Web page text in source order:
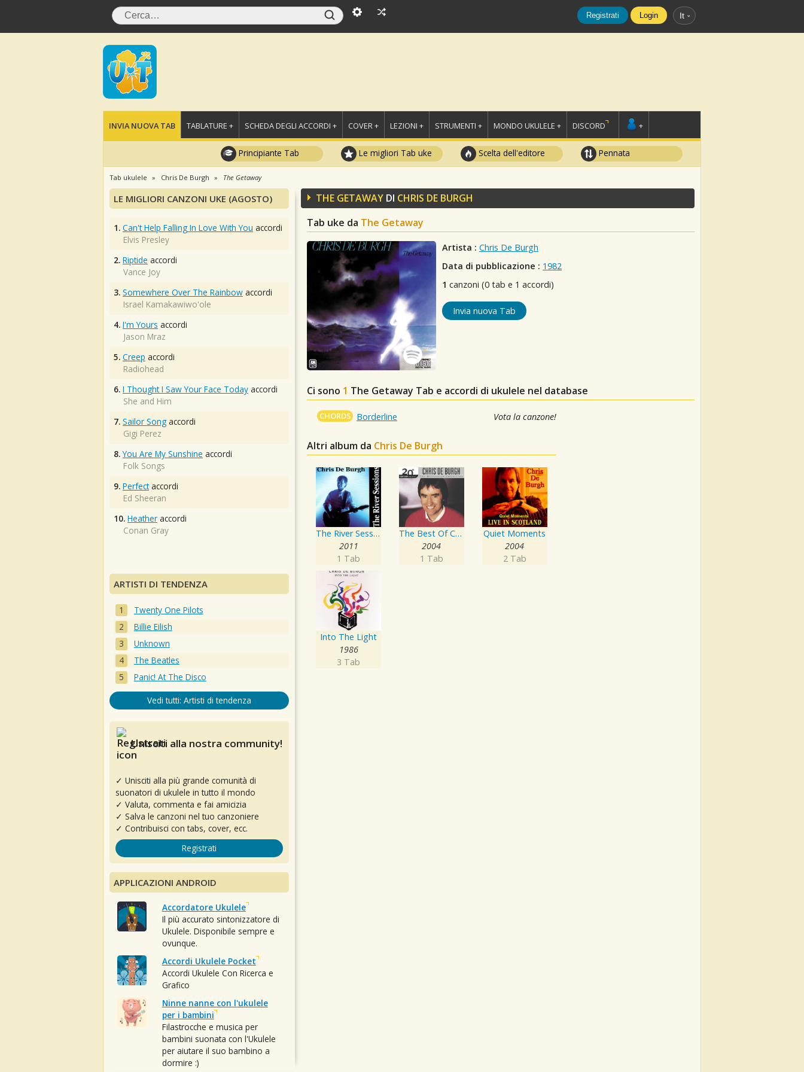
Registrati Login It
INVIA NUOVA TAB TABLATURE + SCHEDA DEGLI ACCORDI + COVER + LEZIONI + STRUMENTI + MONDO UKULELE + DISCORD +
Principiante Tab Le migliori Tab uke Scelta dell'editore Pennata
Tab ukulele Chris De Burgh The Getaway
THE GETAWAY DI CHRIS DE BURGH
Tab uke da The Getaway
Artista : Chris De Burgh
Data di pubblicazione : 1982
1 canzoni (0 tab e 1 accordi)
Invia nuova Tab
Ci sono 1 The Getaway Tab e accordi di ukulele nel database
CHORDS Borderline Vota la canzone!
Altri album da Chris De Burgh
The River Sessions
2011
1 Tab
The Best Of Chris de Burgh 20th Century Masters The Millennium Collection
2004
1 Tab
Quiet Moments
2004
2 Tab
Into The Light
1986
3 Tab
LE MIGLIORI CANZONI UKE (AGOSTO)
1. Can't Help Falling In Love With You accordi
Elvis Presley
2. Riptide accordi
Vance Joy
3. Somewhere Over The Rainbow accordi
Israel Kamakawiwo'ole
4. I'm Yours accordi
Jason Mraz
5. Creep accordi
Radiohead
6. I Thought I Saw Your Face Today accordi
She and Him
7. Sailor Song accordi
Gigi Perez
8. You Are My Sunshine accordi
Folk Songs
9. Perfectaccordi
Ed Sheeran
10. Heather accordi
Conan Gray
ARTISTI DI TENDENZA
Twenty One Pilots
Billie Eilish
Unknown
The Beatles
Panic! At The Disco
Vedi tutti: Artisti di tendenza
Unisciti alla nostra community!
✓ Unisciti alla più grande comunità di
suonatori di ukulele in tutto il mondo
✓ Valuta, commenta e fai amicizia
✓ Salva le canzoni nel tuo canzoniere
✓ Contribuisci con tabs, cover, ecc.
Registrati
APPLICAZIONI ANDROID
Accordatore Ukulele
Il più accurato sintonizzatore di
Ukulele. Disponibile sempre e
ovunque.
Accordi Ukulele Pocket
Accordi Ukulele Con Ricerca e
Grafico
Ninne nanne con l'ukulele
per i bambini
Filastrocche e musica per
bambini suonata con l'Ukulele
per aiutare il suo bambino a
dormire :)